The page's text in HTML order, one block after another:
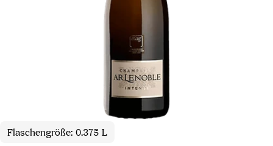
Flaschengröße: 0.375 L